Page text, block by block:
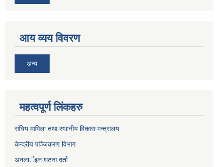
आय व्यय विवरण
अन्य
महत्वपूर्ण लिंकहरु
संघिय मामिला तथा स्थानीय विकास मन्त्रालय
केन्द्रीय पञ्जिकरण विभाग
अनलार्इन घटना दर्ता